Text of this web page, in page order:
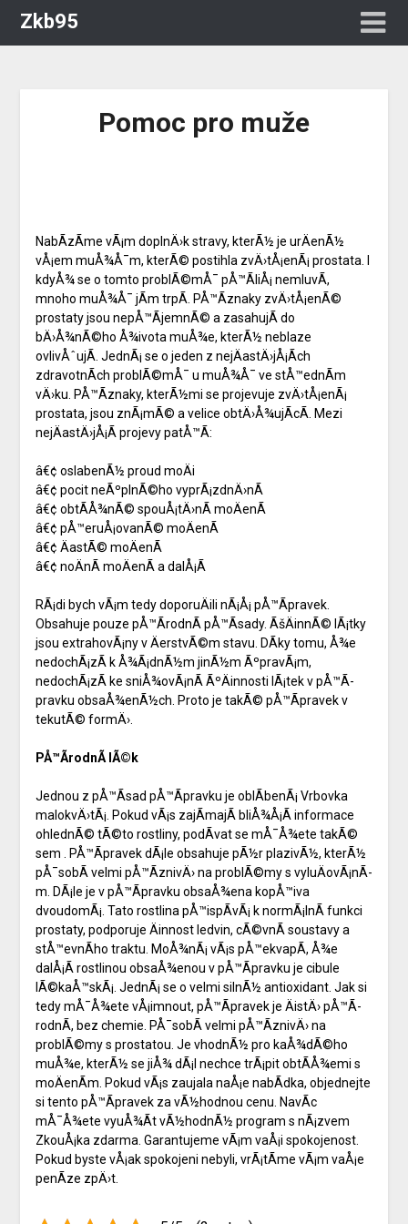
Zkb95
Pomoc pro muže
NabÃ­zÃ­me vÃ¡m doplnÄ›k stravy, kterÃ½ je urÄenÃ½
vÅ¡em muÅ¾Å¯m, kterÃ© postihla zvÄ›tÅ¡enÃ¡ prostata. I
kdyÅ¾ se o tomto problÃ©mÅ¯ pÅ™Ã­liÅ¡ nemluvÃ­,
mnoho muÅ¾Å¯ jÃ­m trpÃ­. PÅ™Ã­znaky zvÄ›tÅ¡enÃ©
prostaty jsou nepÅ™Ã­jemnÃ© a zasahujÃ­ do
bÄ›Å¾nÃ©ho Å¾ivota muÅ¾e, kterÃ½ neblaze
ovlivÅˆujÃ­. JednÃ¡ se o jeden z nejÄastÄ›jÅ¡Ã­ch
zdravotnÃ­ch problÃ©mÅ¯ u muÅ¾Å¯ ve stÅ™ednÃ­m
vÄ›ku. PÅ™Ã­znaky, kterÃ½mi se projevuje zvÄ›tÅ¡enÃ¡
prostata, jsou znÃ¡mÃ© a velice obtÄ›Å¾ujÃ­cÃ­. Mezi
nejÄastÄ›jÅ¡Ã­ projevy patÅ™Ã­:
â€¢ oslabenÃ½ proud moÄi
â€¢ pocit neÃºplnÃ©ho vyprÃ¡zdnÄ›nÃ­
â€¢ obtÃ­Å¾nÃ© spouÅ¡tÄ›nÃ­ moÄenÃ­
â€¢ pÅ™eruÅ¡ovanÃ© moÄenÃ­
â€¢ ÄastÃ© moÄenÃ­
â€¢ noÄnÃ­ moÄenÃ­ a dalÅ¡Ã­
RÃ¡di bych vÃ¡m tedy doporuÄili nÃ¡Å¡ pÅ™Ã­pravek.
Obsahuje pouze pÅ™Ã­rodnÃ­ pÅ™Ã­sady. ÃšÄinnÃ© lÃ¡tky
jsou extrahovÃ¡ny v ÄerstvÃ©m stavu. DÃ­ky tomu, Å¾e
nedochÃ¡zÃ­ k Å¾Ã¡dnÃ½m jinÃ½m ÃºpravÃ¡m,
nedochÃ¡zÃ­ ke sniÅ¾ovÃ¡nÃ­ ÃºÄinnosti lÃ¡tek v pÅ™Ã­
pravku obsaÅ¾enÃ½ch. Proto je takÃ© pÅ™Ã­pravek v
tekutÃ© formÄ›.
PÅ™Ã­rodnÃ­ lÃ©k
Jednou z pÅ™Ã­sad pÅ™Ã­pravku je oblÃ­benÃ¡ Vrbovka
malokvÄ›tÃ¡. Pokud vÃ¡s zajÃ­majÃ­ bliÅ¾Å¡Ã­ informace
ohlednÃ© tÃ©to rostliny, podÃ­vat se mÅ¯Å¾ete takÃ©
sem
. PÅ™Ã­pravek dÃ¡le obsahuje pÃ½r plazivÃ½, kterÃ½
pÅ¯sobÃ­ velmi pÅ™Ã­znivÄ› na problÃ©my s vyluÄovÃ¡nÃ­
m. DÃ¡le je v pÅ™Ã­pravku obsaÅ¾ena kopÅ™iva
dvoudomÃ¡. Tato rostlina pÅ™ispÃ­vÃ¡ k normÃ¡lnÃ­ funkci
prostaty, podporuje Äinnost ledvin, cÃ©vnÃ­ soustavy a
stÅ™evnÃ­ho traktu. MoÅ¾nÃ¡ vÃ¡s pÅ™ekvapÃ­, Å¾e
dalÅ¡Ã­ rostlinou obsaÅ¾enou v pÅ™Ã­pravku je cibule
lÃ©kaÅ™skÃ¡. JednÃ¡ se o velmi silnÃ½ antioxidant. Jak si
tedy mÅ¯Å¾ete vÅ¡imnout, pÅ™Ã­pravek je ÄistÄ› pÅ™Ã­
rodnÃ­, bez chemie. PÅ¯sobÃ­ velmi pÅ™Ã­znivÄ› na
problÃ©my s prostatou. Je vhodnÃ½ pro kaÅ¾dÃ©ho
muÅ¾e, kterÃ½ se jiÅ¾ dÃ¡l nechce trÃ¡pit obtÃ­Å¾emi s
moÄenÃ­m. Pokud vÃ¡s zaujala naÅ¡e nabÃ­dka, objednejte
si tento pÅ™Ã­pravek za vÃ½hodnou cenu. NavÃ­c
mÅ¯Å¾ete vyuÅ¾Ã­t vÃ½hodnÃ½ program s nÃ¡zvem
ZkouÅ¡ka zdarma. Garantujeme vÃ¡m vaÅ¡i spokojenost.
Pokud byste vÅ¡ak spokojeni nebyli, vrÃ¡tÃ­me vÃ¡m vaÅ¡e
penÃ­ze zpÄ›t.